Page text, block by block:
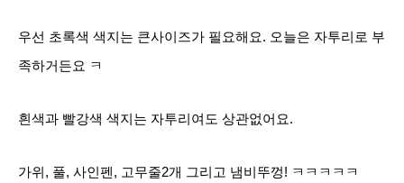
우선 초록색 색지는 큰사이즈가 필요해요. 오늘은 자투리로 부
족하거든요 ㅋ
흰색과 빨강색 색지는 자투리여도 상관없어요.
가위, 풀, 사인펜, 고무줄2개 그리고 냄비뚜껑! ㅋㅋㅋㅋㅋ